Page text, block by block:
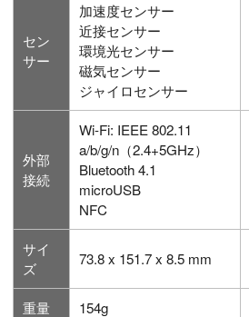
セン
サー
加速度センサー
近接センサー
環境光センサー
磁気センサー
ジャイロセンサー
外部
接続
Wi-Fi: IEEE 802.11
a/b/g/n（2.4+5GHz）
Bluetooth 4.1
microUSB
NFC
サイ
ズ
73.8 x 151.7 x 8.5 mm
重量 154g